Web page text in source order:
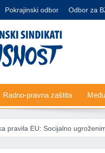
Pokrajinski odbor Odbor za
Radno-pravna zaštita
ugroženima zabranjeno